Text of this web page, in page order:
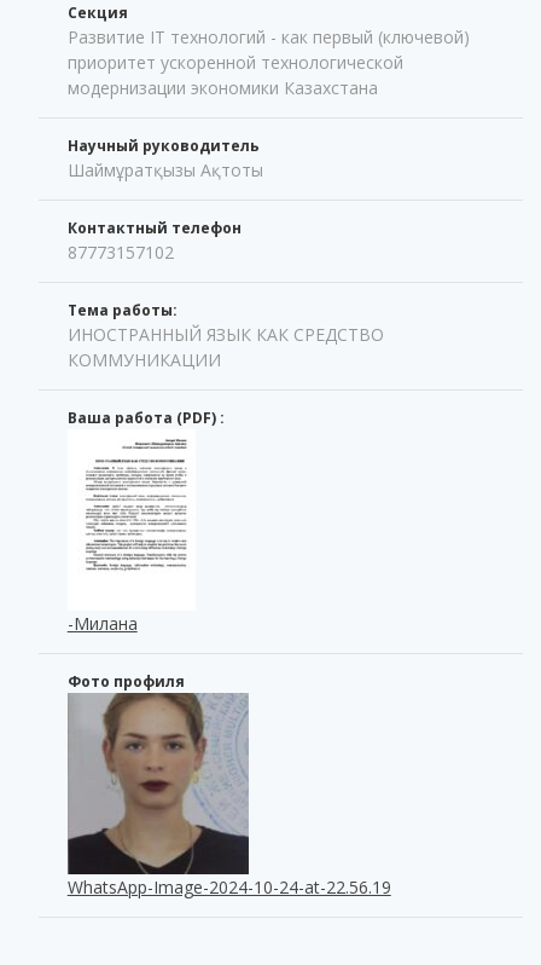
Секция
Развитие IT технологий - как первый (ключевой)
приоритет ускоренной технологической
модернизации экономики Казахстана
Научный руководитель
Шаймұратқызы Ақтоты
Контактный телефон
87773157102
Тема работы:
ИНОСТРАННЫЙ ЯЗЫК КАК СРЕДСТВО
КОММУНИКАЦИИ
Ваша работа (PDF) :
-Милана
Фото профиля
WhatsApp-Image-2024-10-24-at-22.56.19